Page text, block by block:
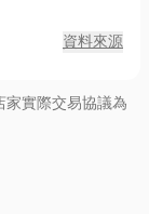
資料來源
實際交易協議為